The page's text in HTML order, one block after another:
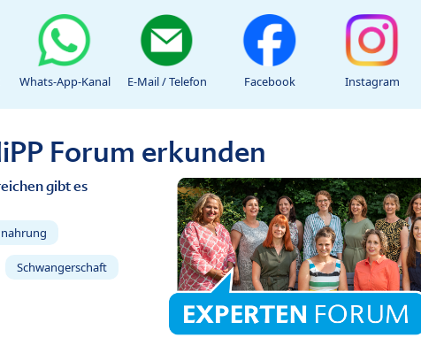
Whats-App-Kanal E-Mail / Telefon Facebook Instagram
Forum erkunden
gibt es
Schwangerschaft